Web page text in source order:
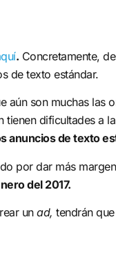
. Concretamente,
de texto estándar.
aún son muchas las
dificultades a
anuncios de texto
por dar más
del 2017.
un ad, tendrán